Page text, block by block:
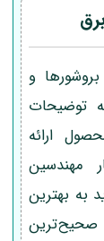
و
توضیحات
ارائه
مهندسین
به بهترین